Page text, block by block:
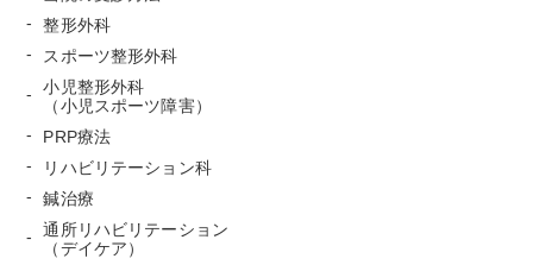
整形外科
スポーツ整形外科
小児整形外科
（小児スポーツ障害）
PRP療法
リハビリテーション科
鍼治療
通所リハビリテーション
（デイケア）